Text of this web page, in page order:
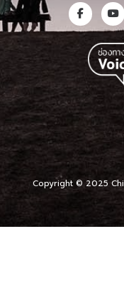
Copyright © 2025